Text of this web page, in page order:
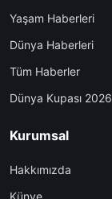
Yaşam Haberleri
Dünya Haberleri
Tüm Haberler
Dünya Kupası 2026
Kurumsal
Hakkımızda